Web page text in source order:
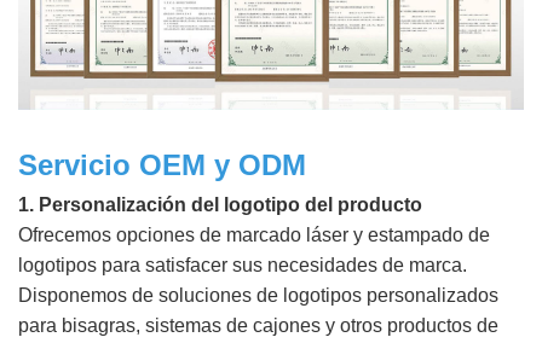
Servicio OEM y ODM
1. Personalización del logotipo del producto
Ofrecemos opciones de marcado láser y estampado de
logotipos para satisfacer sus necesidades de marca.
Disponemos de soluciones de logotipos personalizados
para bisagras, sistemas de cajones y otros productos de